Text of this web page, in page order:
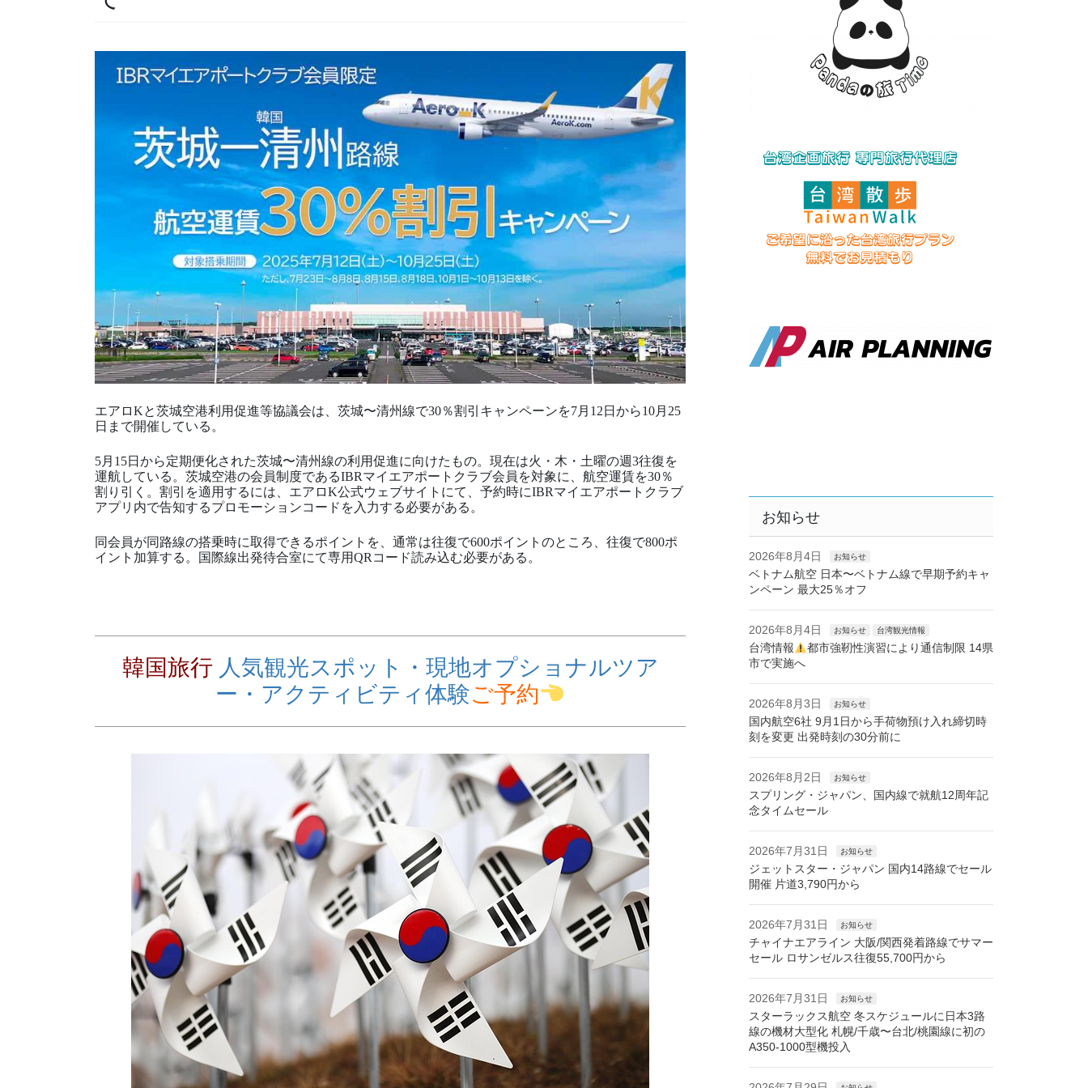
エアロKと茨城空港利用促進等協議会は、茨城〜清州線で30％割引キャンペーンを7月12日から10月25
日まで開催している。
5月15日から定期便化された茨城〜清州線の利用促進に向けたもの。現在は火・木・土曜の週3往復を
運航している。茨城空港の会員制度であるIBRマイエアポートクラブ会員を対象に、航空運賃を30％
割り引く。割引を適用するには、エアロK公式ウェブサイトにて、予約時にIBRマイエアポートクラブ
アプリ内で告知するプロモーションコードを入力する必要がある。
同会員が同路線の搭乗時に取得できるポイントを、通常は往復で600ポイントのところ、往復で800ポ
イント加算する。国際線出発待合室にて専用QRコード読み込む必要がある。
韓国旅行 人気観光スポット・現地オプショナルツア
ー・アクティビティ体験ご予約
お知らせ
2026年8月4日 お知らせ
ベトナム航空 日本〜ベトナム線で早期予約キャ
ンペーン 最大25％オフ
2026年8月4日 お知らせ 台湾観光情報
台湾情報
都市強靭性演習により通信制限 14県
市で実施へ
2026年8月3日 お知らせ
国内航空6社 9月1日から手荷物預け入れ締切時
刻を変更 出発時刻の30分前に
2026年8月2日 お知らせ
スプリング・ジャパン、国内線で就航12周年記
念タイムセール
2026年7月31日 お知らせ
ジェットスター・ジャパン 国内14路線でセール
開催 片道3,790円から
2026年7月31日 お知らせ
チャイナエアライン 大阪/関西発着路線でサマー
セール ロサンゼルス往復55,700円から
2026年7月31日 お知らせ
スターラックス航空 冬スケジュールに日本3路
線の機材大型化 札幌/千歳〜台北/桃園線に初の
A350-1000型機投入